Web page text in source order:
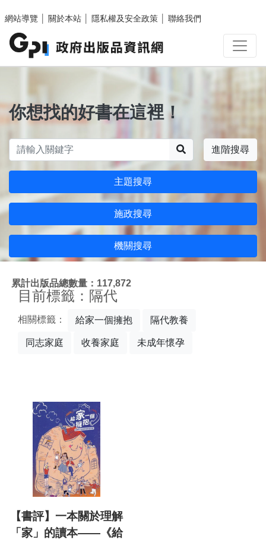
網站導覽
關於本站 隱私權及安全政策 聯絡我們
你想找的好書在這裡！
進階搜尋
主題搜尋
施政搜尋
機關搜尋
累計出版品總數量：117,872
目前標籤：隔代
相關標籤： 給家一個擁抱 隔代教養
同志家庭 收養家庭 未成年懷孕
【書評】一本關於理解
「家」的讀本——《給